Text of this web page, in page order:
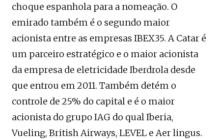
choque espanhola para a nomeação. O
emirado também é o segundo maior
acionista entre as empresas IBEX35. A Catar é
um parceiro estratégico e o maior acionista
da empresa de eletricidade Iberdrola desde
que entrou em 2011. Também detém o
controle de 25% do capital e é o maior
acionista do grupo IAG do qual Iberia,
Vueling, British Airways, LEVEL e Aer lingus.